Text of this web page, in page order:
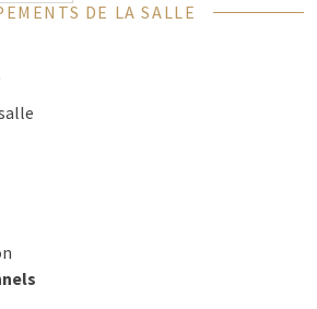
et menthes de réunion
DE LA SALLE